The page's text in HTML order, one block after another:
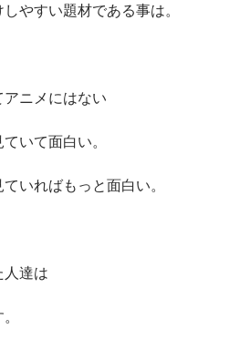
やすい題材である事は。
ニメにはない
いて面白い。
いればもっと面白い。
人達は